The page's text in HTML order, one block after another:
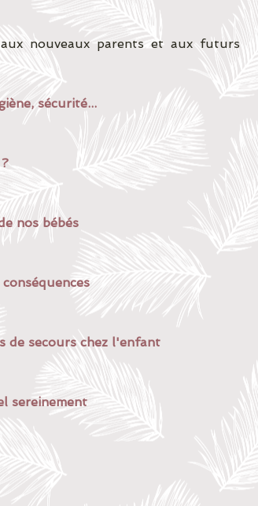
nouveaux parents et aux futurs
sécurité...
nos bébés
de secours chez l'enfant
sereinement